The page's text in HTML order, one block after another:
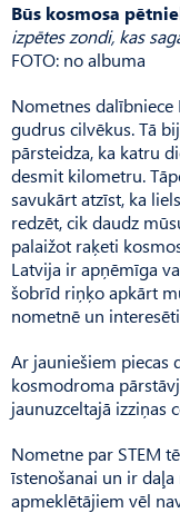
Būs kosmosa
izpētes zondi, kas
FOTO: no albuma
Nometnes dalībniece
gudrus cilvēkus. Tā
pārsteidza, ka katru
desmit kilometru.
savukārt atzīst, ka
redzēt, cik daudz
palaižot raķeti
Latvija ir apņēmīga
šobrīd riņķo apkārt
nometnē un
Ar jauniešiem piecas
kosmodroma
jaunuzceltajā izziņas
Nometne par STEM
īstenošanai un ir
apmeklētājiem vēl